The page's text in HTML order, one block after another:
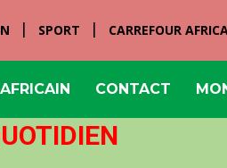
SPORT CARREFOUR
CONTACT